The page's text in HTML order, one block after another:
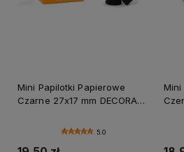
Mini Papilotki Papierowe
Czarne 27x17 mm DECORA
5.0